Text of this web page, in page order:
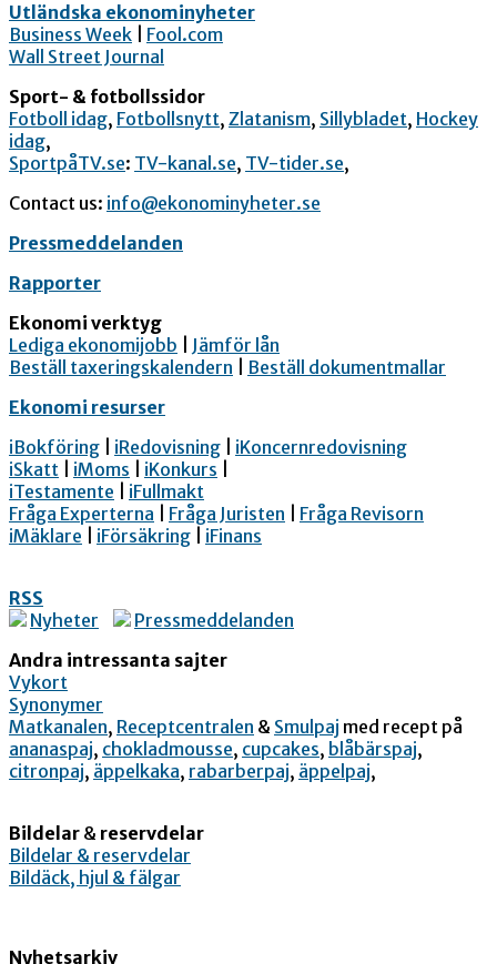
Utländska ekonominyheter
Business Week
Fool.com
Wall Street Journal
Sport- & fotbollssidor
Fotboll idag, Fotbollsnytt, Zlatanism, Sillybladet, Hockey
idag,
SportpåTV.se: TV-kanal.se, TV-tider.se,
Contact us: info@ekonominyheter.se
Pressmeddelanden
Rapporter
Ekonomi verktyg
Lediga ekonomijobb
Jämför lån
Beställ taxeringskalendern
Beställ dokumentmallar
Ekonomi resurser
iBokföring
iRedovisning
iKoncernredovisning
iSkatt
iMoms iKonkurs
iTestamente
iFullmakt
Fråga Experterna
Fråga Juristen
Fråga Revisorn
iMäklare
iFörsäkring iFinans
RSS
Nyheter
Pressmeddelanden
Andra intressanta sajter
Vykort
Synonymer
Matkanalen, Receptcentralen & Smulpaj med recept på
ananaspaj, chokladmousse, cupcakes, blåbärspaj,
citronpaj, äppelkaka, rabarberpaj, äppelpaj,
Bildelar & reservdelar
Bildelar & reservdelar
Bildäck, hjul & fälgar
Nyhetsarkiv